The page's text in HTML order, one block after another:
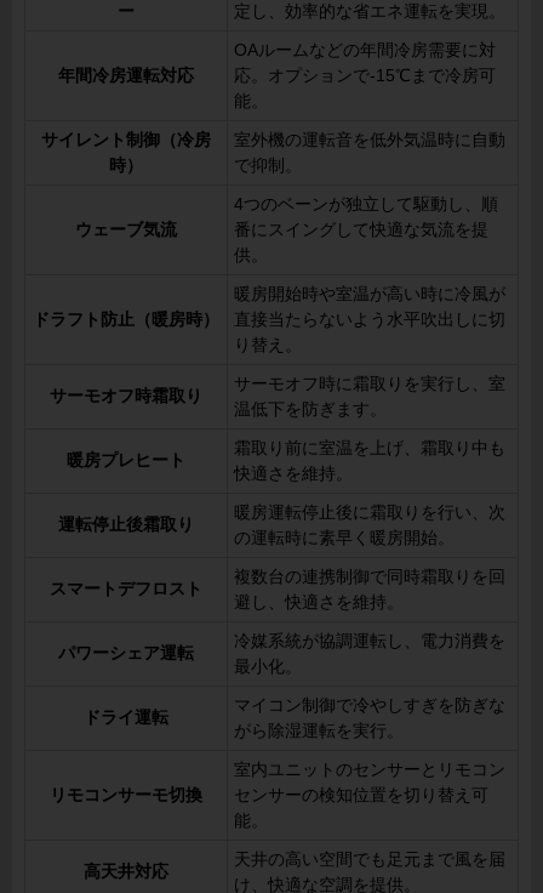
ー
定し、効率的な省エネ運転を実現。
年間冷房運転対応
OAルームなどの年間冷房需要に対
応。オプションで-15℃まで冷房可
能。
サイレント制御（冷房
時）
室外機の運転音を低外気温時に自動
で抑制。
ウェーブ気流
4つのベーンが独立して駆動し、順
番にスイングして快適な気流を提
供。
ドラフト防止（暖房時）
暖房開始時や室温が高い時に冷風が
直接当たらないよう水平吹出しに切
り替え。
サーモオフ時霜取り
サーモオフ時に霜取りを実行し、室
温低下を防ぎます。
暖房プレヒート
霜取り前に室温を上げ、霜取り中も
快適さを維持。
運転停止後霜取り
暖房運転停止後に霜取りを行い、次
の運転時に素早く暖房開始。
スマートデフロスト
複数台の連携制御で同時霜取りを回
避し、快適さを維持。
パワーシェア運転
冷媒系統が協調運転し、電力消費を
最小化。
ドライ運転
マイコン制御で冷やしすぎを防ぎな
がら除湿運転を実行。
リモコンサーモ切換
室内ユニットのセンサーとリモコン
センサーの検知位置を切り替え可
能。
高天井対応
天井の高い空間でも足元まで風を届
け、快適な空調を提供。